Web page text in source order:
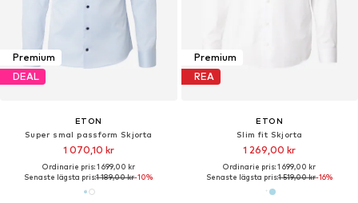
Premium
DEAL
ETON
Super smal passform Skjorta
1 070,10 kr
Ordinarie pris: 1 699,00 kr
Senaste lägsta pris:1 189,00 kr-10%
Premium
REA
ETON
Slim fit Skjorta
1 269,00 kr
Ordinarie pris: 1 699,00 kr
Senaste lägsta pris:1 519,00 kr-16%